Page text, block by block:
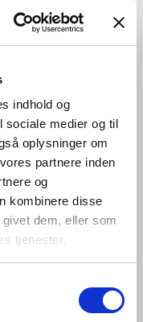
indhold og
sociale medier og til
oplysninger om
partnere inden
og
kombinere disse
dem, eller som
tjenester.